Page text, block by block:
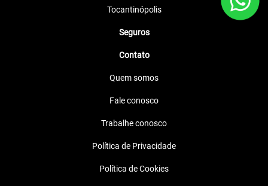
Tocantinópolis
Seguros
Contato
Quem somos
Fale conosco
Trabalhe conosco
Política de Privacidade
Política de Cookies